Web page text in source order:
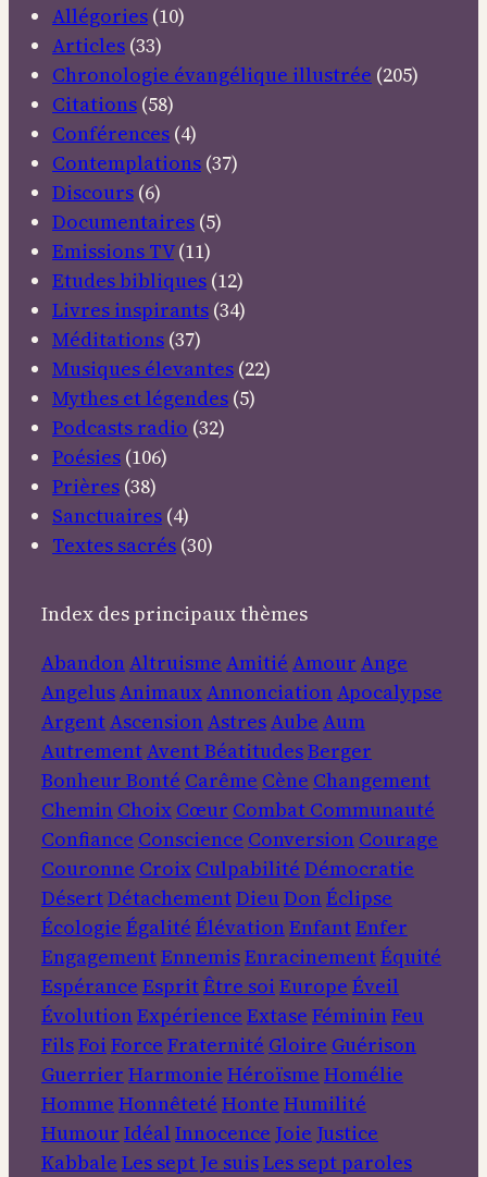
Allégories (10)
Articles (33)
Chronologie évangélique illustrée (205)
Citations (58)
Conférences (4)
Contemplations (37)
Discours (6)
Documentaires (5)
Emissions TV(11)
Etudes bibliques (12)
Livres inspirants (34)
Méditations (37)
Musiques élevantes (22)
Mythes et légendes (5)
Podcasts radio (32)
Poésies (106)
Prières (38)
Sanctuaires (4)
Textes sacrés (30)
Index des principaux thèmes
AbandonAltruisme Amitié Amour Ange
AngelusAnimauxAnnonciationApocalypse
ArgentAscensionAstresAube Aum
AutrementAventBéatitudesBerger
Bonheur Bonté Carême Cène Changement
Chemin Choix Cœur Combat Communauté
Confiance Conscience Conversion Courage
Couronne Croix Culpabilité Démocratie
DésertDétachementDieuDonÉclipse
Écologie Égalité ÉlévationEnfantEnfer
EngagementEnnemisEnracinementÉquité
Espérance EspritÊtre soi Europe Éveil
ÉvolutionExpérience Extase FémininFeu
FilsFoi Force Fraternité Gloire Guérison
Guerrier Harmonie Héroïsme Homélie
Homme Honnêteté Honte Humilité
Humour Idéal Innocence Joie Justice
Kabbale Les sept Je suisLes sept paroles